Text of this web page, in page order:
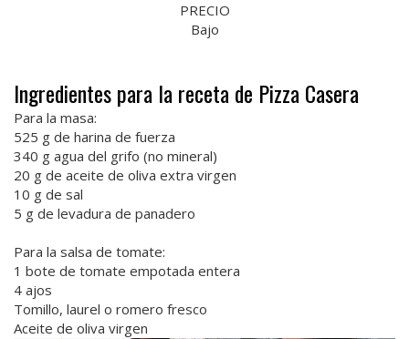
PRECIO
Bajo
Ingredientes para la receta de Pizza Casera
Para la masa:
525 g de harina de fuerza
340 g agua del grifo (no mineral)
20 g de aceite de oliva extra virgen
10 g de sal
5 g de levadura de panadero
Para la salsa de tomate:
1 bote de tomate empotada entera
4 ajos
Tomillo, laurel o romero fresco
Aceite de oliva virgen